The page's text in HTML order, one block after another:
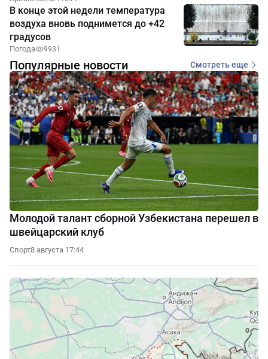
В конце этой недели температура
воздуха вновь поднимется до +42
градусов
Погода 9931
Популярные новости Смотреть еще
Молодой талант сборной Узбекистана перешел в
швейцарский клуб
Спорт8 августа 17:44